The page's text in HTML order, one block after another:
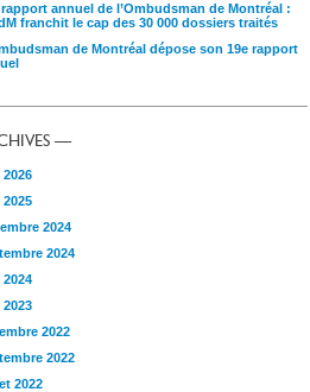
rapport annuel de l’Ombudsman de Montréal :
franchit le cap des 30 000 dossiers traités
de Montréal dépose son 19e rapport
—
2024
2024
2022
2022
2022